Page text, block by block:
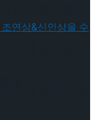
년 후원 방송
성민, 윤소호 등